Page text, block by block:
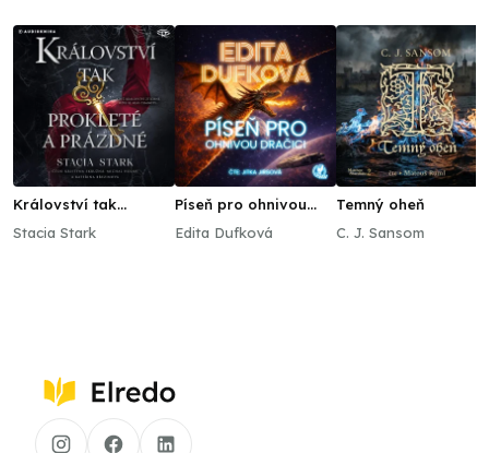
Království tak
Stacia Stark
Píseň pro ohnivou
Edita Dufková
Temný oheň
C. J. Sansom